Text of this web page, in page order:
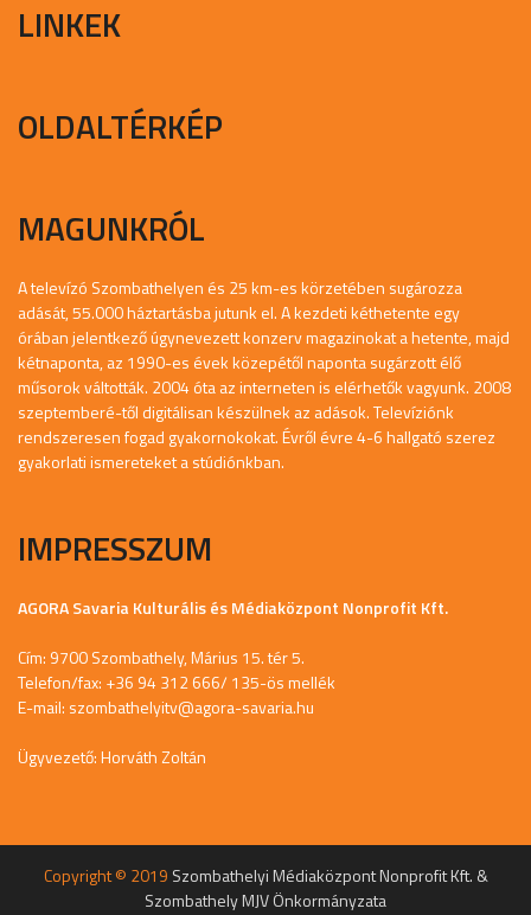
LINKEK
OLDALTÉRKÉP
MAGUNKRÓL
A televízó Szombathelyen és 25 km-es körzetében sugározza
adását, 55.000 háztartásba jutunk el. A kezdeti kéthetente egy
órában jelentkező úgynevezett konzerv magazinokat a hetente, majd
kétnaponta, az 1990-es évek közepétől naponta sugárzott élő
műsorok váltották. 2004 óta az interneten is elérhetők vagyunk. 2008
szeptemberé-től digitálisan készülnek az adások. Televíziónk
rendszeresen fogad gyakornokokat. Évről évre 4-6 hallgató szerez
gyakorlati ismereteket a stúdiónkban.
IMPRESSZUM
AGORA Savaria Kulturális és Médiaközpont Nonprofit Kft.
Cím: 9700 Szombathely, Márius 15. tér 5.
Telefon/fax: +36 94 312 666/ 135-ös mellék
E-mail: szombathelyitv@agora-savaria.hu
Ügyvezető: Horváth Zoltán
Copyright © 2019 Szombathelyi Médiaközpont Nonprofit Kft. &
Szombathely MJV Önkormányzata